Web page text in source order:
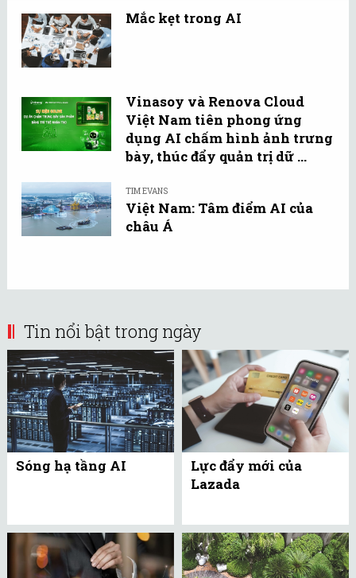
Mắc kẹt trong AI
Vinasoy và Renova Cloud
Việt Nam tiên phong ứng
dụng AI chấm hình ảnh trưng
bày, thúc đẩy quản trị dữ ...
TIM EVANS
Việt Nam: Tâm điểm AI của
châu Á
Tin nổi bật trong ngày
Sóng hạ tầng AI
Lực đẩy mới của
Lazada